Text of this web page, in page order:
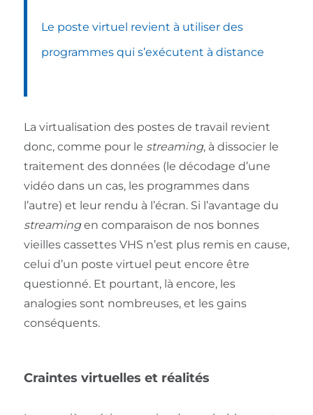
Le poste virtuel revient à utiliser des
programmes qui s’exécutent à distance
La virtualisation des postes de travail revient
donc, comme pour le streaming, à dissocier le
traitement des données (le décodage d’une
vidéo dans un cas, les programmes dans
l’autre) et leur rendu à l’écran. Si l’avantage du
streamingen comparaison de nos bonnes
vieilles cassettes VHS n’est plus remis en cause,
celui d’un poste virtuel peut encore être
questionné. Et pourtant, là encore, les
analogies sont nombreuses, et les gains
conséquents.
Craintes virtuelles et réalités